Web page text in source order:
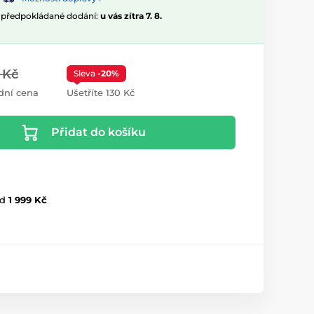
dodání: u vás zítra 7. 8.
cena
Sleva -20%
Ušetříte 130 Kč
Přidat do košíku
1 999 Kč